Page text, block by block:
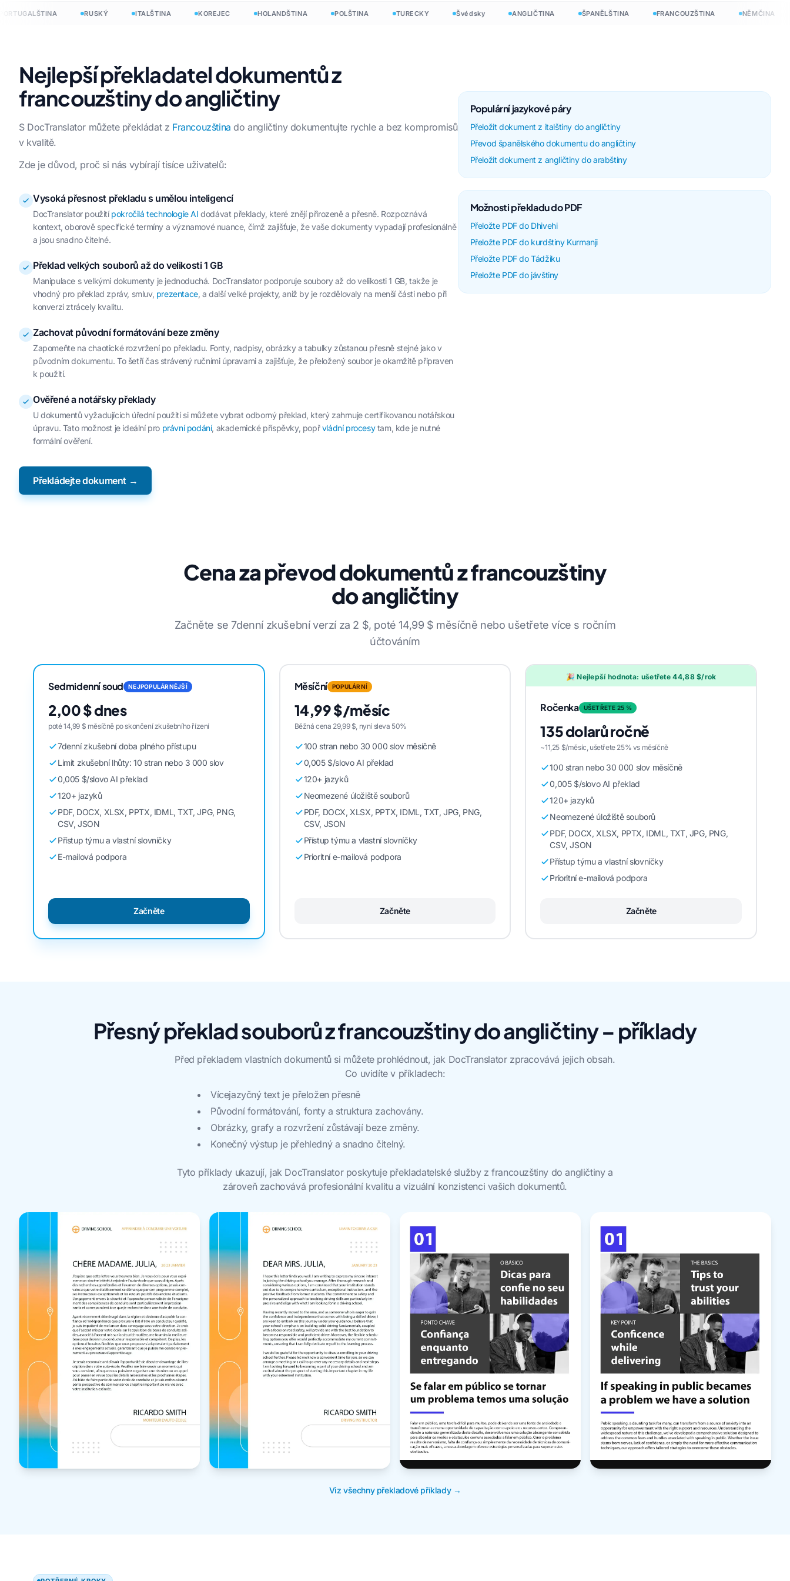
RUSKÝ ITALŠTINA KOREJEC HOLANDŠTINA POLŠTINA TURECKY Švédsky ANGLIČTINA ŠPANĚLŠTINA FRANCOUZŠTINA NĚMČINA
Nejlepší překladatel dokumentů z
francouzštiny do angličtiny
S DocTranslator můžete překládat z Francouzština do angličtiny dokumentujte rychle a bez kompromisů
v kvalitě.
Zde je důvod, proč si nás vybírají tisíce uživatelů:
Vysoká přesnost překladu s umělou inteligencí
DocTranslator použitípokročilá technologie AI dodávat překlady, které znějí přirozeně a přesně. Rozpoznává
kontext, oborově specifické termíny a významové nuance, čímž zajišťuje, že vaše dokumenty vypadají profesionálně
a jsou snadno čitelné.
Překlad velkých souborů až do velikosti 1 GB
Manipulace s velkými dokumenty je jednoduchá. DocTranslator podporuje soubory až do velikosti 1 GB, takže je
vhodný pro překlad zpráv, smluv, prezentace, a další velké projekty, aniž by je rozdělovaly na menší části nebo při
konverzi ztrácely kvalitu.
Zachovat původní formátování beze změny
Zapomeňte na chaotické rozvržení po překladu. Fonty, nadpisy, obrázky a tabulky zůstanou přesně stejné jako v
původním dokumentu. To šetří čas strávený ručními úpravami a zajišťuje, že přeložený soubor je okamžitě připraven
k použití.
Ověřené a notářsky překlady
U dokumentů vyžadujících úřední použití si můžete vybrat odborný překlad, který zahrnuje certifikovanou notářskou
úpravu. Tato možnost je ideální pro právní podání, akademické příspěvky, popřvládní procesytam, kde je nutné
formální ověření.
Překládejte dokument →
Populární jazykové páry
Přeložit dokument z italštiny do angličtiny
Převod španělského dokumentu do angličtiny
Přeložit dokument z angličtiny do arabštiny
Možnosti překladu do PDF
Přeložte PDF do Dhivehi
Přeložte PDF do kurdštiny Kurmanji
Přeložte PDF do Tádžiku
Přeložte PDF do jávštiny
Cena za převod dokumentů z francouzštiny
do angličtiny
Začněte se 7denní zkušební verzí za 2 $, poté 14,99 $ měsíčně nebo ušetřete více s ročním
účtováním
Sedmidenní soud NEJPOPULÁRNĚJŠÍ
2,00 $ dnes
poté 14,99 $ měsíčně po skončení zkušebního řízení
7denní zkušební doba plného přístupu
Limit zkušební lhůty: 10 stran nebo 3 000 slov
0,005 $/slovo AI překlad
120+ jazyků
PDF, DOCX, XLSX, PPTX, IDML, TXT, JPG, PNG,
CSV, JSON
Přístup týmu a vlastní slovníčky
E-mailová podpora
Začněte
Měsíční POPULÁRNÍ
14,99 $/měsíc
Běžná cena 29,99 $, nyní sleva 50%
100 stran nebo 30 000 slov měsíčně
0,005 $/slovo AI překlad
120+ jazyků
Neomezené úložiště souborů
PDF, DOCX, XLSX, PPTX, IDML, TXT, JPG, PNG,
CSV, JSON
Přístup týmu a vlastní slovníčky
Prioritní e-mailová podpora
Začněte
🎉 Nejlepší hodnota: ušetřete 44,88 $/rok
Ročenka UŠETŘETE 25 %
135 dolarů ročně
~11,25 $/měsíc, ušetřete 25% vs měsíčně
100 stran nebo 30 000 slov měsíčně
0,005 $/slovo AI překlad
120+ jazyků
Neomezené úložiště souborů
PDF, DOCX, XLSX, PPTX, IDML, TXT, JPG, PNG,
CSV, JSON
Přístup týmu a vlastní slovníčky
Prioritní e-mailová podpora
Začněte
Přesný překlad souborů z francouzštiny do angličtiny – příklady
Před překladem vlastních dokumentů si můžete prohlédnout, jak DocTranslator zpracovává jejich obsah.
Co uvidíte v příkladech:
Vícejazyčný text je přeložen přesně
Původní formátování, fonty a struktura zachovány.
Obrázky, grafy a rozvržení zůstávají beze změny.
Konečný výstup je přehledný a snadno čitelný.
Tyto příklady ukazují, jak DocTranslator poskytuje překladatelské služby z francouzštiny do angličtiny a
zároveň zachovává profesionální kvalitu a vizuální konzistenci vašich dokumentů.
Viz všechny překladové příklady →